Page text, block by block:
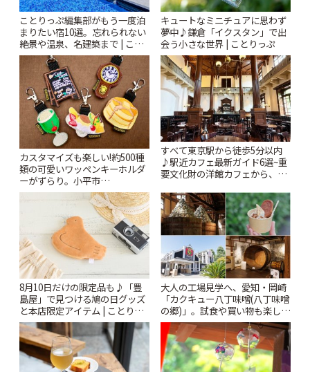
ことりっぷ編集部がもう一度泊
まりたい宿10選。忘れられない
絶景や温泉、名建築まで | こと
りっぷ
キュートなミニチュアに思わず
夢中♪鎌倉「イクスタン」で出
会う小さな世界 | ことりっぷ
カスタマイズも楽しい!約500種
類の可愛いワッペンキーホルダ
ーがずらり。小平市
「Kimamaya T&K」 | ことりっ
すべて東京駅から徒歩5分以内
♪駅近カフェ最新ガイド6選~重
要文化財の洋館カフェから、改
りっぷ
8月10日だけの限定品も♪「豊
島屋」で見つける鳩の日グッズ
と本店限定アイテム | ことりっ
ぷ
大人の工場見学へ、愛知・岡崎
「カクキュー八丁味噌(八丁味噌
の郷)」。試食や買い物も楽しみ
♪ | ことりっぷ